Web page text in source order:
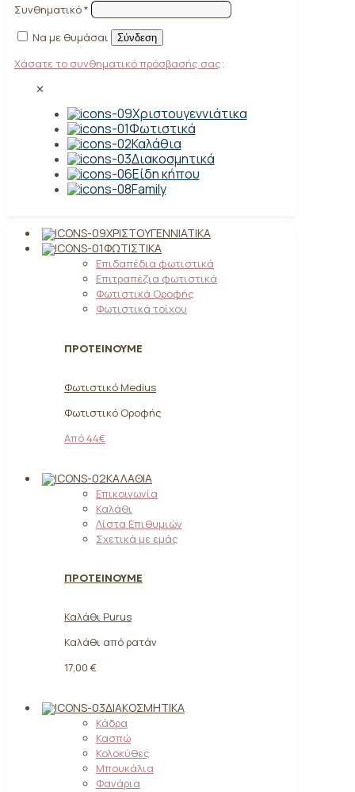
Συνθηματικό*
Να με θυμάσαι
Σύνδεση
Χάσατε το συνθηματικό πρόσβασής σας;
✕
Χριστουγεννιάτικα
Φωτιστικά
Καλάθια
Διακοσμητικά
Είδη κήπου
Family
ΧΡΙΣΤΟΥΓΕΝΝΙΆΤΙΚΑ
ΦΩΤΙΣΤΙΚΆ
Επιδαπέδια φωτιστικά
Επιτραπέζια φωτιστικά
Φωτιστικά Οροφής
Φωτιστικά τοίχου
ΠΡΟΤΕΙΝΟΥΜΕ
Φωτιστικό Medius
Φωτιστικό Οροφής
Από 44€
ΚΑΛΆΘΙΑ
Επικοινωνία
Καλάθι
Λίστα Επιθυμιών
Σχετικά με εμάς
ΠΡΟΤΕΙΝΟΥΜΕ
Καλάθι Purus
Καλάθι από ρατάν
17,00 €
ΔΙΑΚΟΣΜΗΤΙΚΆ
Κάδρα
Κασπώ
Κολοκύθες
Μπουκάλια
Φανάρια